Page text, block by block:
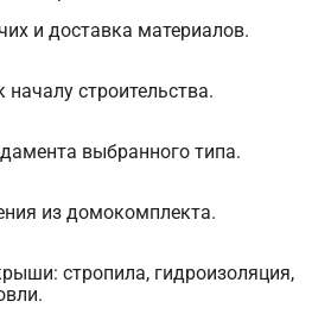
и доставка материалов.
началу строительства.
выбранного типа.
из домокомплекта.
стропила, гидроизоляция,